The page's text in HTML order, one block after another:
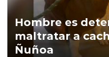
Hombre es
maltratar a
Ñuñoa